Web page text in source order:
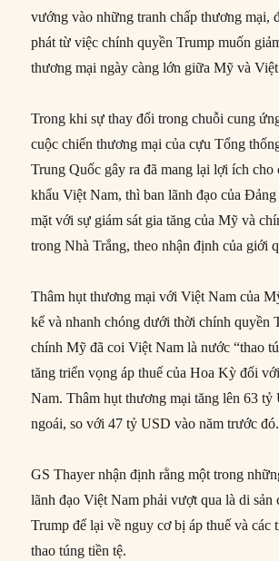
vướng vào những tranh chấp thương mại,
phát từ việc chính quyền Trump muốn
thương mại ngày càng lớn giữa Mỹ và
Trong khi sự thay đổi trong chuỗi cung
cuộc chiến thương mại của cựu Tổng
Trung Quốc gây ra đã mang lại lợi ích cho
khẩu Việt Nam, thì ban lãnh đạo của
mặt với sự giám sát gia tăng của Mỹ và
trong Nhà Trắng, theo nhận định của giới
Thâm hụt thương mại với Việt Nam của
kể và nhanh chóng dưới thời chính quyền
chính Mỹ đã coi Việt Nam là nước “thao
tăng triển vọng áp thuế của Hoa Kỳ đối
Nam. Thâm hụt thương mại tăng lên 63 tỷ
ngoái, so với 47 tỷ USD vào năm trước đó.
GS Thayer nhận định rằng một trong
lãnh đạo Việt Nam phải vượt qua là di sản
Trump để lại về nguy cơ bị áp thuế và các
thao túng tiền tệ.